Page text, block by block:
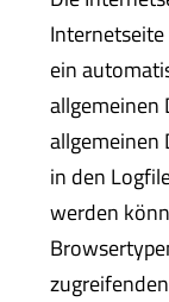
ein
allgemeinen
allgemeinen
in den
werden